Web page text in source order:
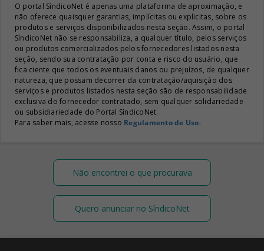
O portal SíndicoNet é apenas uma plataforma de aproximação, e
não oferece quaisquer garantias, implícitas ou explicitas, sobre os
produtos e serviços disponibilizados nesta seção. Assim, o portal
SíndicoNet não se responsabiliza, a qualquer título, pelos serviços
ou produtos comercializados pelos fornecedores listados nesta
seção, sendo sua contratação por conta e risco do usuário, que
fica ciente que todos os eventuais danos ou prejuízos, de qualquer
natureza, que possam decorrer da contratação/aquisição dos
serviços e produtos listados nesta seção são de responsabilidade
exclusiva do fornecedor contratado, sem qualquer solidariedade
ou subsidiariedade do Portal SíndicoNet.
Para saber mais, acesse nosso Regulamento de Uso.
Não encontrei o que procurava
Quero anunciar no SíndicoNet